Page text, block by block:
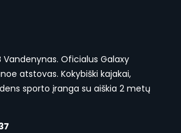
vandens, užkandžių ar sauso
lygį vandenyje ir
tempimą. Priekinė rankena
įkelti kajaką į vandenį ar traukti
Vandenynas. Oficialus Galaxy
atstovas. Kokybiški kajakai,
sporto įranga su aiškia 2 metų